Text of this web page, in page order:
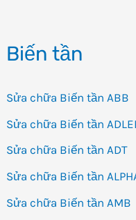
Biến tần
Sửa chữa Biến tần ABB
Sửa chữa Biến tần
Sửa chữa Biến tần ADT
Sửa chữa Biến tần
Sửa chữa Biến tần AMB